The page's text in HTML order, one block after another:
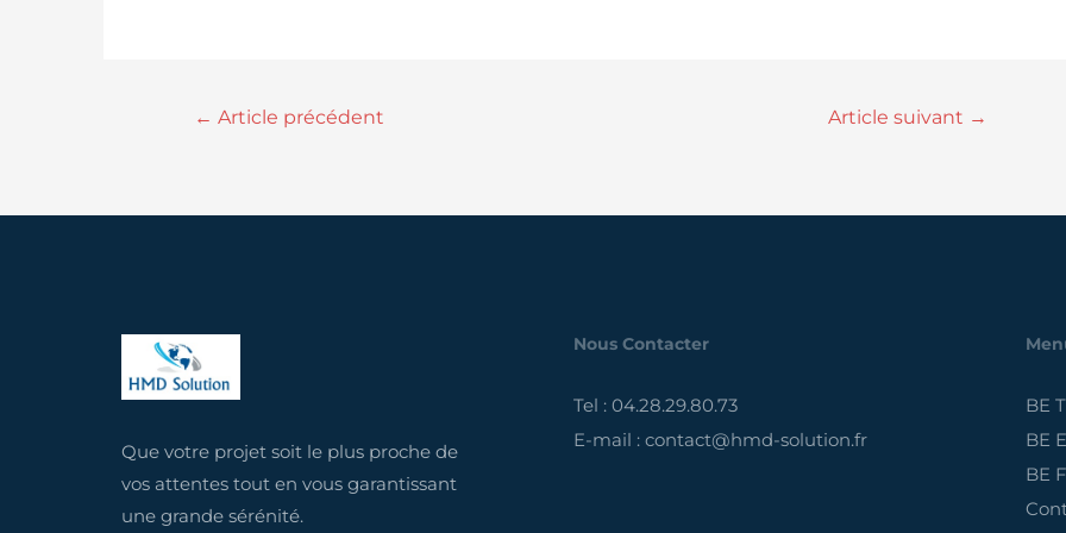
← Article précédent Article suivant →
Que votre projet soit le plus proche de
vos attentes tout en vous garantissant
une grande sérénité.
Nous Contacter
Tel : 04.28.29.80.73
E-mail : contact@hmd-solution.fr
BE
BE
BE